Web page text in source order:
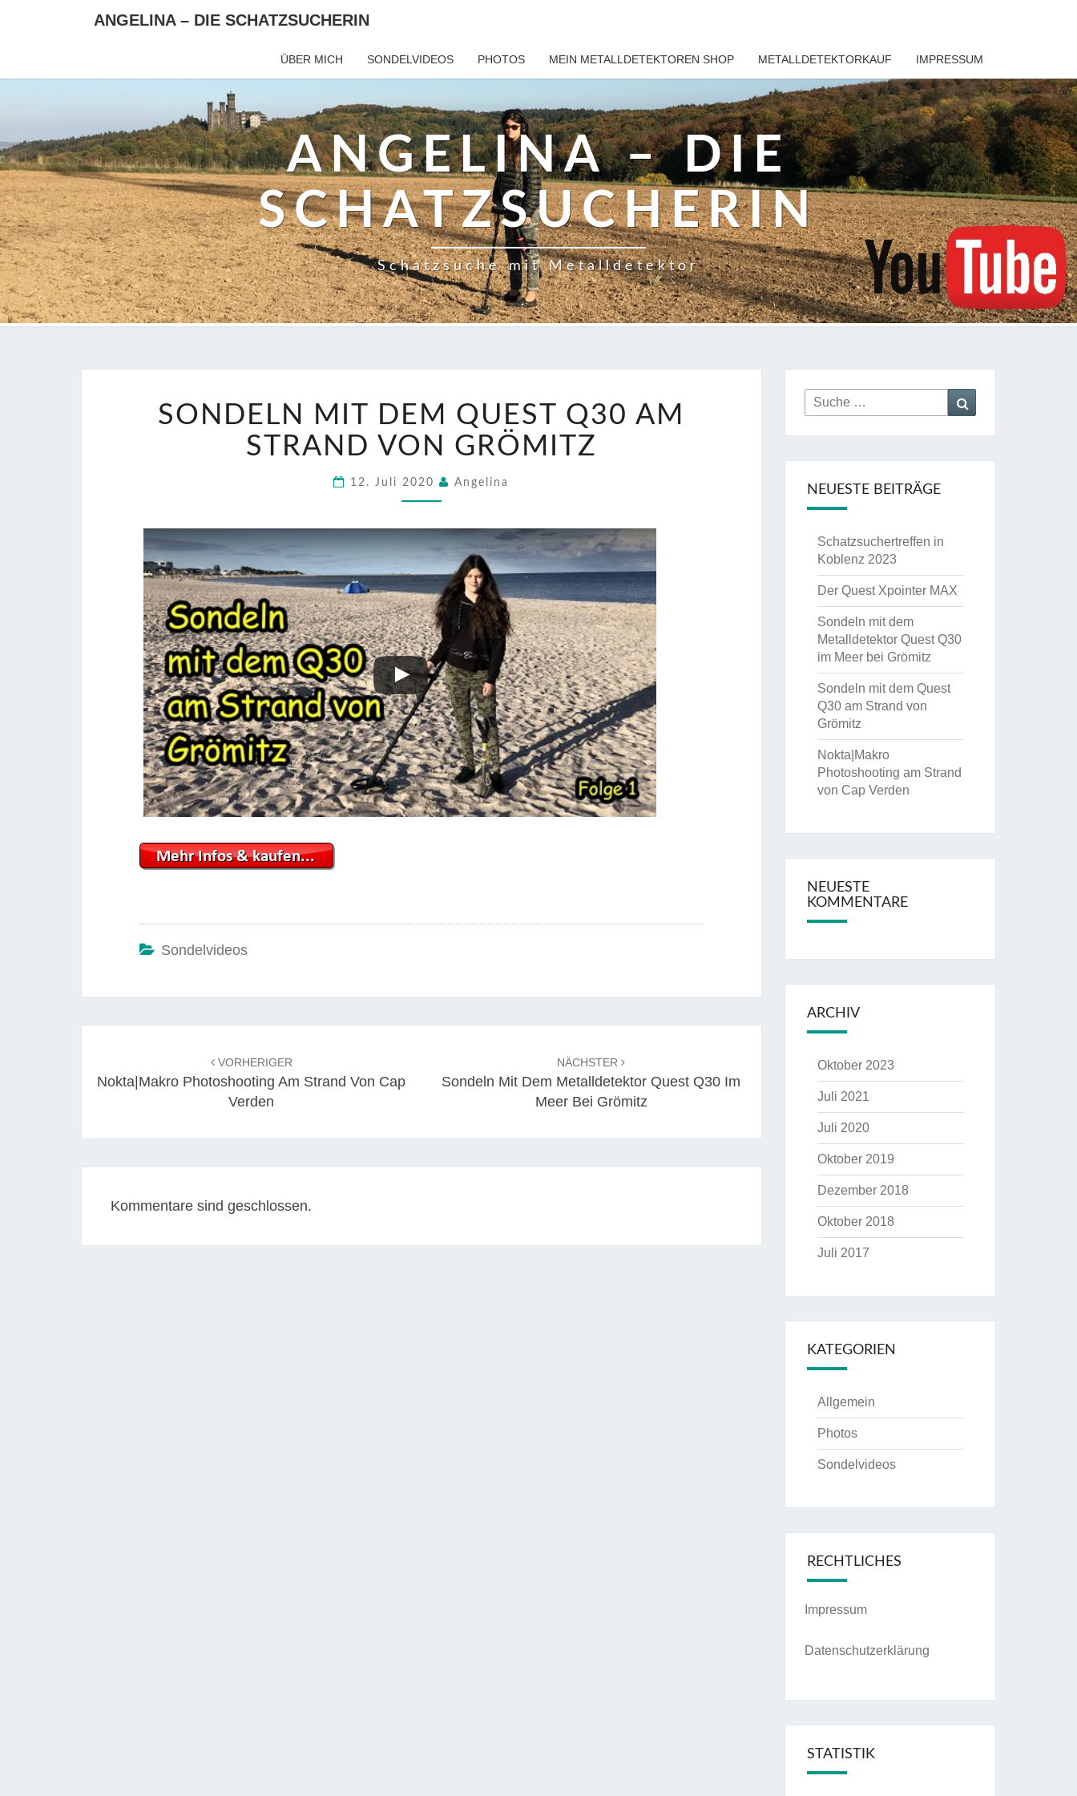
ANGELINA – DIE SCHATZSUCHERIN
ÜBER MICH SONDELVIDEOS PHOTOS MEIN METALLDETEKTOREN SHOP METALLDETEKTORKAUF IMPRESSUM
ANGELINA – DIE
SCHATZSUCHERIN
Schatzsuche mit Metalldetektor
MIT
DEM
QUEST
Q30
VON
GRÖMITZ
SONDELN MIT DEM QUEST Q30 AM
STRAND VON GRÖMITZ
12. Juli 2020 Angelina
Sondelvideos
VORHERIGER
Nokta|Makro Photoshooting Am Strand Von Cap
Verden
NÄCHSTER
Sondeln Mit Dem Metalldetektor Quest Q30 Im
Meer Bei Grömitz
Kommentare sind geschlossen.
Suche
nach:
NEUESTE BEITRÄGE
Schatzsuchertreffen in
Koblenz 2023
Der Quest Xpointer MAX
Sondeln mit dem
Metalldetektor Quest Q30
im Meer bei Grömitz
Sondeln mit dem Quest
Q30 am Strand von
Grömitz
Nokta|Makro
Photoshooting am Strand
von Cap Verden
NEUESTE
KOMMENTARE
ARCHIV
Oktober 2023
Juli 2021
Juli 2020
Oktober 2019
Dezember 2018
Oktober 2018
Juli 2017
KATEGORIEN
Allgemein
Photos
Sondelvideos
RECHTLICHES
Impressum
Datenschutzerklärung
STATISTIK